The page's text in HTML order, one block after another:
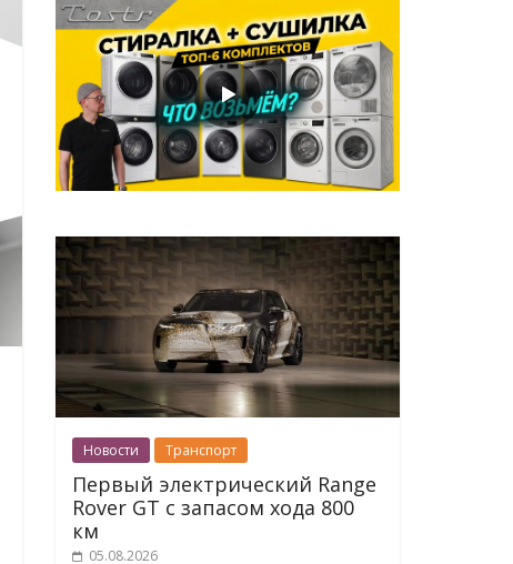
Новости Транспорт
Первый электрический Range
Rover GT с запасом хода 800
км
05.08.2026